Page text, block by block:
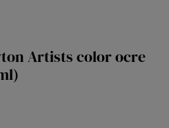
Artists color ocre